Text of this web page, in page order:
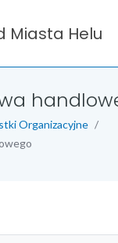
Miasta Helu
Organizacyjne